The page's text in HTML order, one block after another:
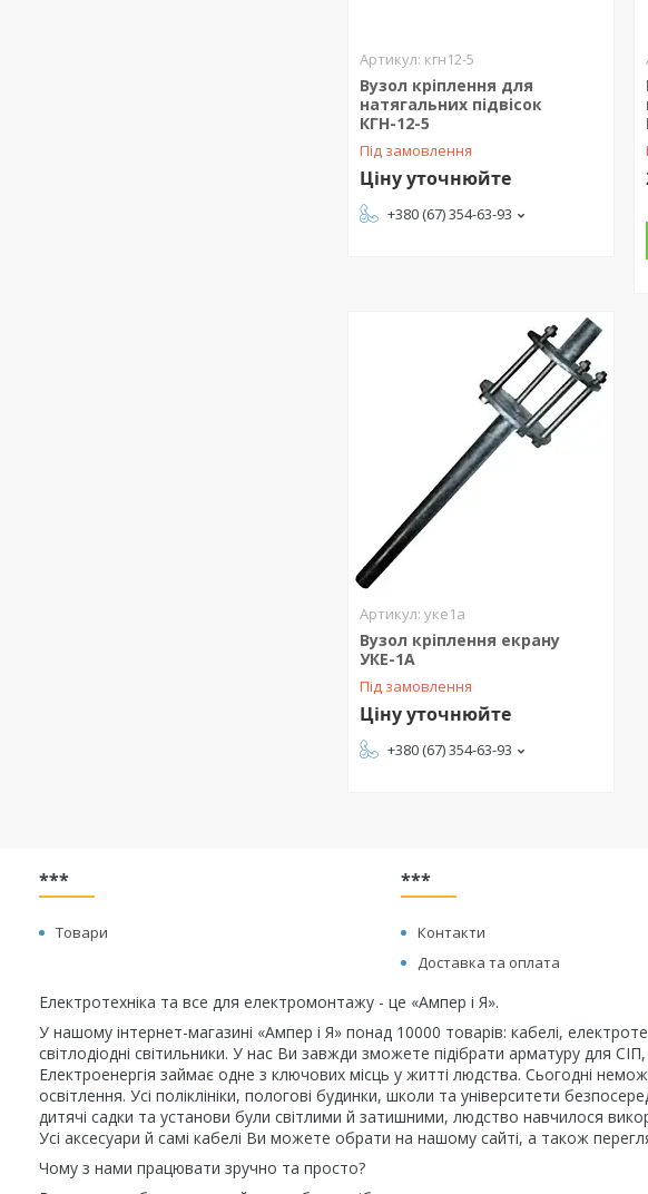
кгн12-5
Вузол кріплення для
натягальних підвісок
КГН-12-5
Під замовлення
Ціну уточнюйте
+380 (67) 354-63-93
уке1а
Вузол кріплення екрану
УКЕ-1А
Під замовлення
Ціну уточнюйте
+380 (67) 354-63-93
***
Товари
***
Контакти
Доставка та оплата
Електротехніка та все для електромонтажу - це «Ампер і Я».
У нашому інтернет-магазині «Ампер і Я» понад 10000 товарів: кабелі,
світлодіодні світильники. У нас Ви завжди зможете підібрати арматуру для
Електроенергія займає одне з ключових місць у житті людства. Сьогодні
освітлення. Усі поліклініки, пологові будинки, школи та університети
дитячі садки та установи були світлими й затишними, людство навчилося
Усі аксесуари й самі кабелі Ви можете обрати на нашому сайті, а також
Чому з нами працювати зручно та просто?